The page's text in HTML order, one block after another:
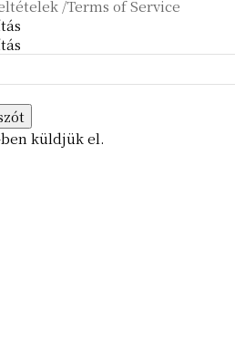
/Terms of Service
küldjük el.